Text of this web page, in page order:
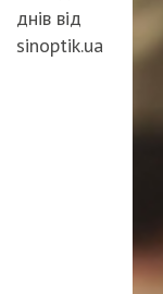
днів від
sinoptik.ua